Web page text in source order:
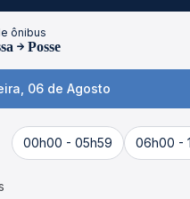
ônibus
Posse
06 de Agosto
00h00 - 05h59 06h00 -